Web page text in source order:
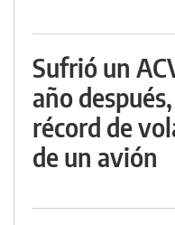
Sufrió un
año
récord de
de un avión